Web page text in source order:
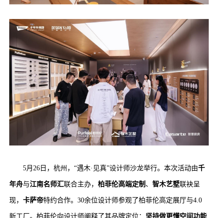
5月26日，杭州，“遇木·见真”设计师沙龙举行。本次活动由千
年舟与江南名师汇联合主办，柏菲伦高端定制 、智木艺墅联袂呈
现，卡萨帝特约合作。30余位设计师参观了柏菲伦高定展厅与4.0
新工厂。柏菲伦向设计师阐释了其品牌定位： 坚持做更懂空间功能